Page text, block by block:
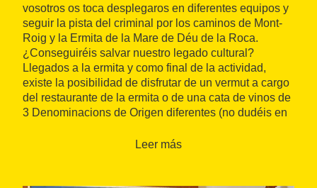
vosotros os toca desplegaros en diferentes equipos y
seguir la pista del criminal por los caminos de Mont-
Roig y la Ermita de la Mare de Déu de la Roca.
¿Conseguiréis salvar nuestro legado cultural?
Llegados a la ermita y como final de la actividad,
existe la posibilidad de disfrutar de un vermut a cargo
del restaurante de la ermita o de una cata de vinos de
3 Denominacions de Origen diferentes (no dudéis en
Leer más